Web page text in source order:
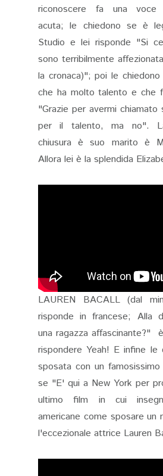
riconoscere fa una voce
acuta; le chiedono se è
Studio e lei risponde "Si
sono terribilmente
la cronaca)"; poi le
che ha molto talento e che
"Grazie per avermi chiamato
per il talento, ma no".
chiusura è suo marito è
Allora lei è la splendida
LAUREN BACALL (dal
risponde in francese; Alla
una ragazza affascinante?"
rispondere Yeah! E infine le
sposata con un
se "E' qui a New York per
ultimo film in cui
americane come sposare un
l'eccezionale attrice Lauren